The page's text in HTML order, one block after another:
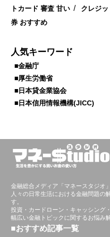
トカード 審査 甘い / クレジ
券 おすすめ
人気キーワード
■金融庁
■厚生労働省
■日本貸金業協会
■日本信用情報機構(JICC)
金融総合メディア「マネースタジオ」
人々の日常生活における金融問題の
す。
投資・カードローン・キャッシング
幅広い金融トピックに関するお悩み
■おすすめ記事一覧